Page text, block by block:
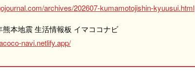
archives/202607-kumamotojishin-kyuusui.html
本地震 生活情報板 イマココナビ
navi.netlify.app/